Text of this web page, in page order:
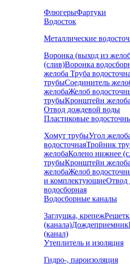
ФлюгерыФартуки
Водосток
Металлические
Воронка (выход из
(слив)Воронка
желоба Труба
трубыСоединитель
желобаЖелоб
трубыКронштейн желоба
Отвод дождевой воды
Пластиковые
Хомут трубыУгол
водосточнаяТройник
желобаКолено нижнее
трубыКронштейн желоба
желобаЖелоб
и комплектующиеОтвод
водосборная
Водосборные каналы
Заглушка, крепеж
(канала)Дождеприемник
(канал)
Утеплитель и изоляция
Гидро-, пароизоляция